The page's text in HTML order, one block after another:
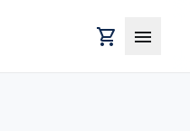
shopping_cart menu